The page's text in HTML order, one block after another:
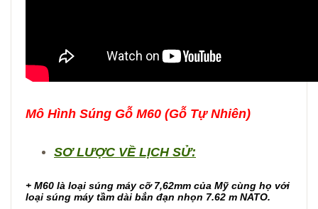
Mô Hình Súng Gỗ M60 (Gỗ Tự Nhiên)
SƠ LƯỢC VỀ LỊCH SỬ:
+ M60 là loại súng máy cỡ 7,62mm của Mỹ cùng họ với
loại súng máy tầm dài bắn đạn nhọn 7.62 m NATO.